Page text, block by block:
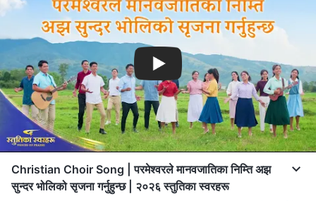
Christian Choir Song | परमेश्‍वरले मानवजातिका निम्ति अझ
सुन्दर भोलिको सृजना गर्नुहुन्छ | २०२६ स्तुतिका स्वरहरू